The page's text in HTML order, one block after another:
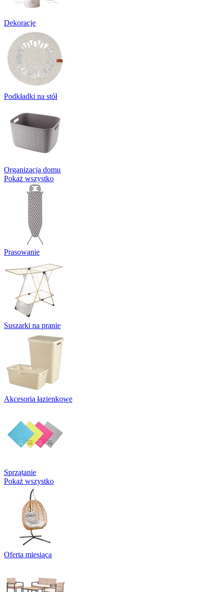
Dekoracje
Podkładki na stół
Organizacja domu
Pokaż wszystko
Prasowanie
Suszarki na pranie
Akcesoria łazienkowe
Sprzątanie
Pokaż wszystko
Oferta miesiąca